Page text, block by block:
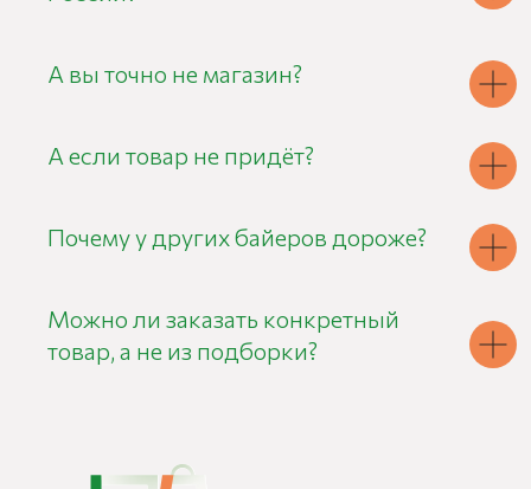
А вы точно не магазин?
А если товар не придёт?
Почему у других байеров дороже?
Можно ли заказать конкретный
товар, а не из подборки?